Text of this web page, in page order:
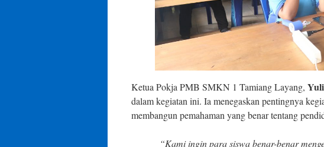
Ketua Pokja PMB SMKN 1 Tamiang Layang,
dalam kegiatan ini. Ia menegaskan pentingnya
membangun pemahaman yang benar tentang
“Kami ingin para siswa benar-benar